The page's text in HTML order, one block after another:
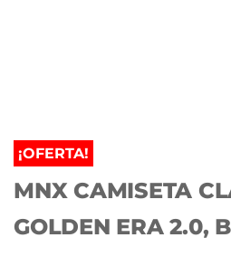
¡OFERTA!
MNX CAMISETA
GOLDEN ERA 2.0,